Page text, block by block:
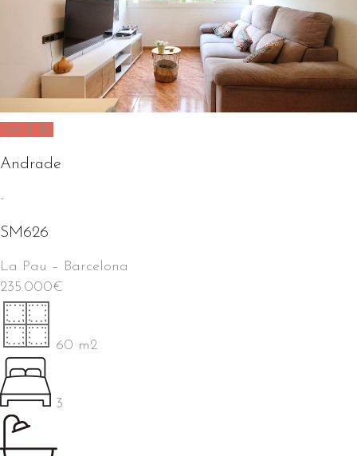
Vendido
Andrade
-
SM626
La Pau – Barcelona
235.000€
60 m2
3